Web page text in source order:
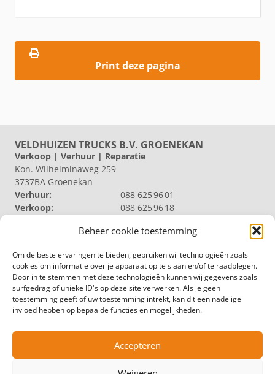
Beheer cookie toestemming
Om de beste ervaringen te bieden, gebruiken wij technologieën zoals
cookies om informatie over je apparaat op te slaan en/of te raadplegen.
Door in te stemmen met deze technologieën kunnen wij gegevens zoals
surfgedrag of unieke ID's op deze site verwerken. Als je geen
toestemming geeft of uw toestemming intrekt, kan dit een nadelige
invloed hebben op bepaalde functies en mogelijkheden.
Accepteren
Print deze pagina
VELDHUIZEN TRUCKS B.V. GROENEKAN
Verkoop | Verhuur | Reparatie
Kon. Wilhelminaweg 259
3737BA Groenekan
Verhuur:
088 625 96 01
Verkoop:
088 625 96 18
088 625 96 00
Productie | Magazijn
Nieuw Loosdrechtsedijk 40
1231 KZ Loosdrecht
Magazijn:
088 625 96 60
Algemeen:
088 625 96 00
VELDHUIZEN TRUCKS B.V. ZWOLLE
Productie
8028 PL Zwolle
088 625 96 00